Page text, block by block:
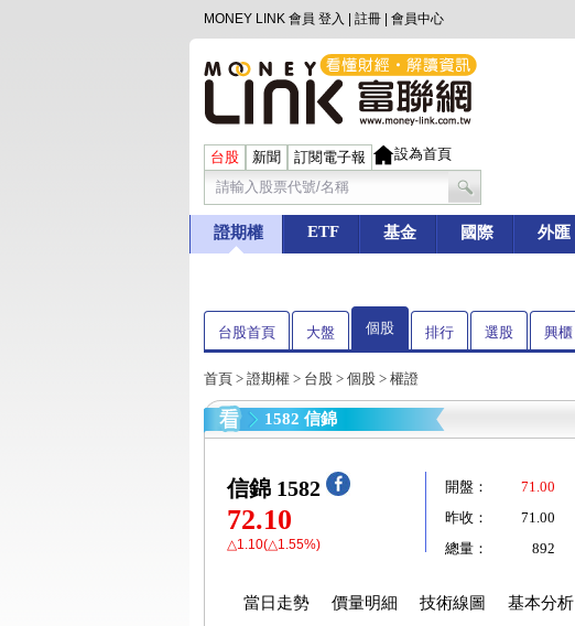
MONEY LINK 會員 登入 註冊 會員中心
台股 新聞 訂閱電子報 設為首頁
證期權 ETF 基金 國際 外匯
台股首頁 大盤 個股 排行 選股 興櫃
首頁 > 證期權 > 台股 > 個股 > 權證
1582 信錦
信錦 1582
72.10
△1.10(△1.55%)
開盤： 71.00
昨收：
71.00
總量：
892
當日走勢 價量明細 技術線圖 基本分析